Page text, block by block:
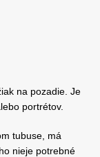
na pozadie. Je
portrétov.
tubuse, má
nieje potrebné